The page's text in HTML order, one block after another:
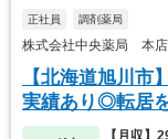
正社員 調剤薬局
株式会社中央薬局 本
【北海道旭川市
実績あり◎転居
【月収】